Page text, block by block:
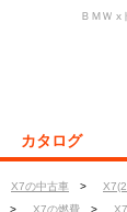
カタログ
X7の中古車 >
> X7の燃費 >
ＢＭＷ x